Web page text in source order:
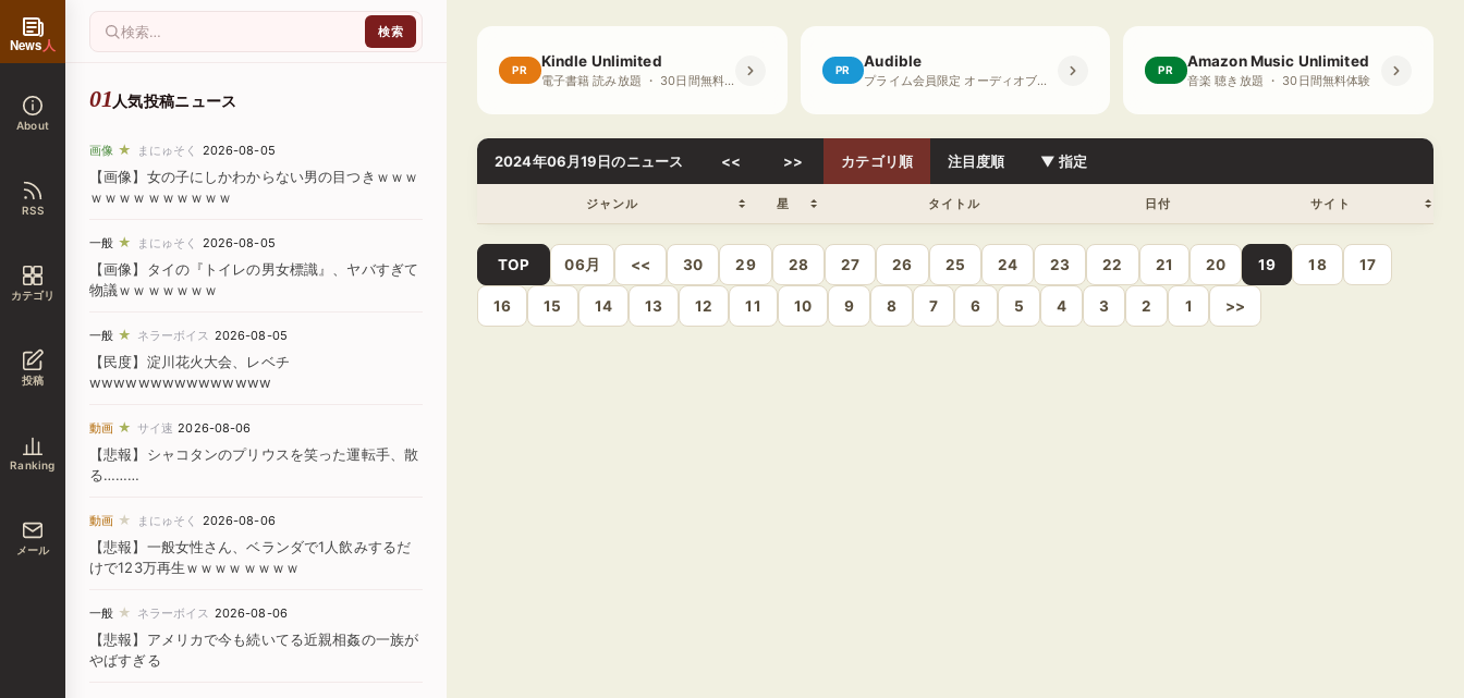
News人
About
RSS
カテゴリ
投稿
Ranking
メール
人気投稿ニュース
画像 ★ まにゅそく 2026-08-05
【画像】女の子にしかわからない男の目つきｗｗｗ
ｗｗｗｗｗｗｗｗｗｗ
一般 ★ まにゅそく 2026-08-05
【画像】タイの『トイレの男女標識』、ヤバすぎて
物議ｗｗｗｗｗｗｗ
一般 ★ ネラーボイス 2026-08-05
【民度】淀川花火大会、レベチ
wwwwwwwwwwwwwww
動画 ★ サイ速 2026-08-06
【悲報】シャコタンのプリウスを笑った運転手、散
る………
動画 ★ まにゅそく 2026-08-06
【悲報】一般女性さん、ベランダで1人飲みするだ
けで123万再生ｗｗｗｗｗｗｗｗ
一般 ★ ネラーボイス 2026-08-06
【悲報】アメリカで今も続いてる近親相姦の一族が
やばすぎる
PR Kindle Unlimited
電子書籍 読み放題 ・ 30日間無料体験
PR Audible
プライム会員限定 オーディオブック ・ 30日間無料体験
PR Amazon Music Unlimited
音楽 聴き放題 ・ 30日間無料体験
2024年06月19日のニュース << >> カテゴリ順 注目度順 ▼ 指定
ジャンル 星 タイトル 日付 サイト
TOP 06月 << 30 29 28 27 26 25 24 23 22 21 20 19 18 17
16 15 14 13 12 11 10 9 8 7 6 5 4 3 2 1 >>